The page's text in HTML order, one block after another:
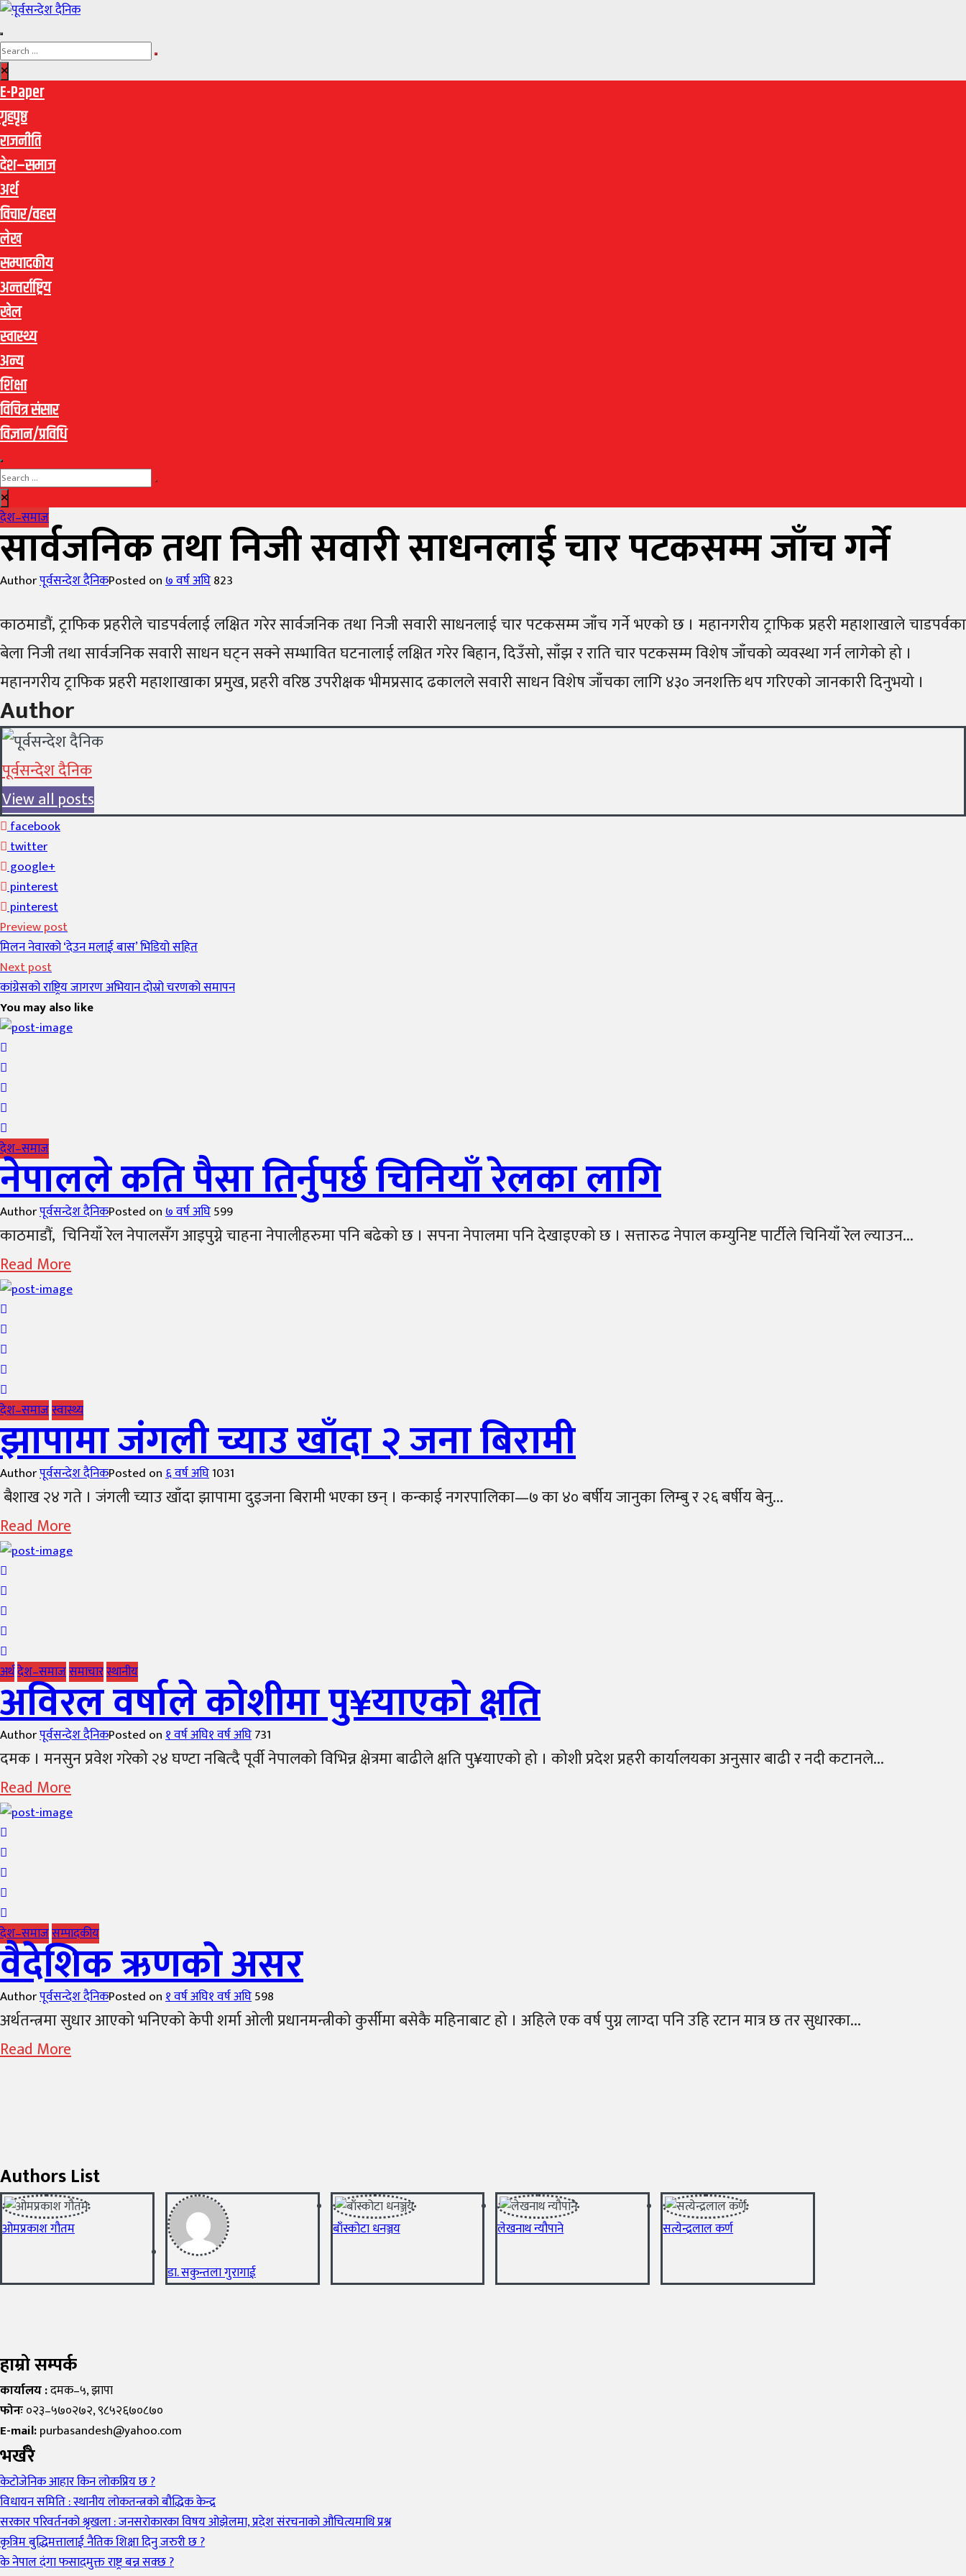
E-Paper
गृहपृष्ठ
राजनीति
देश–समाज
अर्थ
विचार/वहस
लेख
सम्पादकीय
अन्तर्राष्ट्रिय
खेल
स्वास्थ्य
अन्य
शिक्षा
विचित्र संसार
विज्ञान/प्रविधि
देश–समाज
सार्वजनिक तथा निजी सवारी साधनलाई चार पटकसम्म जाँच गर्ने
Authorपूर्वसन्देश दैनिकPosted on७ वर्ष अघि823
काठमाडौं, ट्राफिक प्रहरीले चाडपर्वलाई लक्षित गरेर सार्वजनिक तथा निजी सवारी साधनलाई चार पटकसम्म जाँच गर्ने भएको छ । महानगरीय ट्राफिक प्रहरी महाशाखाले चाडपर्वका
बेला निजी तथा सार्वजनिक सवारी साधन घट्न सक्ने सम्भावित घटनालाई लक्षित गरेर बिहान, दिउँसो, साँझ र राति चार पटकसम्म विशेष जाँचको व्यवस्था गर्न लागेको हो ।
महानगरीय ट्राफिक प्रहरी महाशाखाका प्रमुख, प्रहरी वरिष्ठ उपरीक्षक भीमप्रसाद ढकालले सवारी साधन विशेष जाँचका लागि ४३० जनशक्ति थप गरिएको जानकारी दिनुभयो ।
Author
पूर्वसन्देश दैनिक
View all posts
facebook
twitter
google+
pinterest
pinterest
Preview post
मिलन नेवारको ‘देउन मलाई बास’ भिडियो सहित
Next post
कांग्रेसको राष्ट्रिय जागरण अभियान दोस्रो चरणको समापन
You may also like
देश–समाज
नेपालले कति पैसा तिर्नुपर्छ चिनियाँ रेलका लागि
Authorपूर्वसन्देश दैनिकPosted on७ वर्ष अघि599
काठमाडौं, चिनियाँ रेल नेपालसँग आइपुग्ने चाहना नेपालीहरुमा पनि बढेको छ । सपना नेपालमा पनि देखाइएको छ । सत्तारुढ नेपाल कम्युनिष्ट पार्टीले चिनियाँ रेल ल्याउन...
Read More
देश–समाजस्वास्थ्य
झापामा जंगली च्याउ खाँदा २ जना बिरामी
Authorपूर्वसन्देश दैनिकPosted on६ वर्ष अघि1031
बैशाख २४ गते । जंगली च्याउ खाँदा झापामा दुइजना बिरामी भएका छन् । कन्काई नगरपालिका—७ का ४० बर्षीय जानुका लिम्बु र २६ बर्षीय बेनु...
Read More
अर्थदेश–समाजसमाचारस्थानीय
अविरल वर्षाले कोशीमा पु¥याएको क्षति
Authorपूर्वसन्देश दैनिकPosted on१ वर्ष अघि१ वर्ष अघि731
दमक । मनसुन प्रवेश गरेको २४ घण्टा नबित्दै पूर्वी नेपालको विभिन्न क्षेत्रमा बाढीले क्षति पु¥याएको हो । कोशी प्रदेश प्रहरी कार्यालयका अनुसार बाढी र नदी कटानले...
Read More
देश–समाजसम्पादकीय
वैदेशिक ऋणको असर
Authorपूर्वसन्देश दैनिकPosted on१ वर्ष अघि१ वर्ष अघि598
अर्थतन्त्रमा सुधार आएको भनिएको केपी शर्मा ओली प्रधानमन्त्रीको कुर्सीमा बसेकै महिनाबाट हो । अहिले एक वर्ष पुग्न लाग्दा पनि उहि रटान मात्र छ तर सुधारका...
Read More
Authors List
ओमप्रकाश गौतम
डा. सकुन्तला गुरागाई
बाँस्कोटा धनञ्जय लेखनाथ न्यौपाने सत्येन्द्रलाल कर्ण
हाम्रो सम्पर्क
कार्यालय :दमक–५, झापा
फोनः०२३–५७०२७२, ९८५२६७०८७०
E-mail:purbasandesh@yahoo.com
भर्खरै
केटोजेनिक आहार किन लोकप्रिय छ ?
विधायन समिति : स्थानीय लोकतन्त्रको बौद्धिक केन्द्र
सरकार परिवर्तनको श्रृखला : जनसरोकारका विषय ओझेलमा, प्रदेश संरचनाको औचित्यमाथि प्रश्न
कृत्रिम बुद्धिमत्तालाई नैतिक शिक्षा दिनु जरुरी छ ?
के नेपाल दंगा फसादमुक्त राष्ट्र बन्न सक्छ ?